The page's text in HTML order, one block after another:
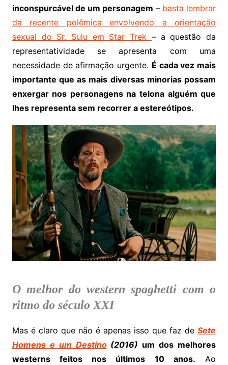
inconspurcável de um personagem – basta lembrar
da recente polêmica envolvendo a orientação
sexual do Sr. Sulu em Star Trek – a questão da
representatividade se apresenta com uma
necessidade de afirmação urgente. É cada vez mais
importante que as mais diversas minorias possam
enxergar nos personagens na telona alguém que
lhes representa sem recorrer a estereótipos.
O melhor do western spaghetti com o
ritmo do século XXI
Mas é claro que não é apenas isso que faz deSete
Homens e um Destino(2016) um dos melhores
westerns feitos nos últimos 10 anos. Ao